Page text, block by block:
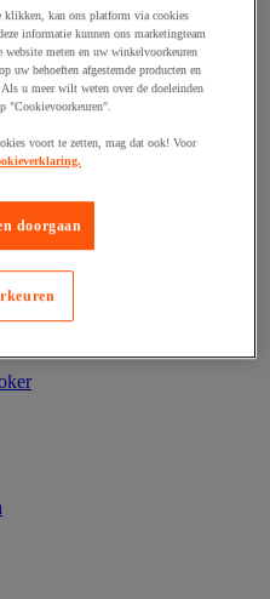
matten
en -tegels
klikken, kan ons platform via cookies
informatie kunnen ons marketingteam
website meten en uw winkelvoorkeuren
uw behoeften afgestemde producten en
Als u meer wilt weten over de doeleinden
"Cookievoorkeuren".
voort te zetten, mag dat ook! Voor
doorgaan